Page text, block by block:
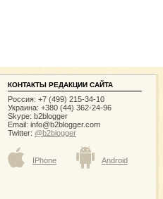
КОНТАКТЫ РЕДАКЦИИ САЙТА
Россия: +7 (499) 215-34-10
Украина: +380 (44) 362-24-96
Skype: b2blogger
Email: info@b2blogger.com
Twitter: @b2blogger
IPhone Android